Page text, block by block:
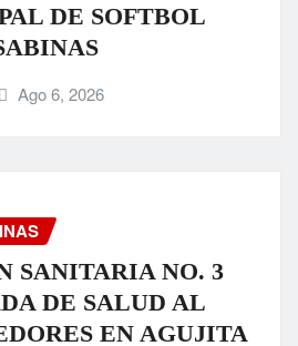
DE SOFTBOL
Ago 6, 2026
SANITARIA NO. 3
DE SALUD AL
EN AGUJITA